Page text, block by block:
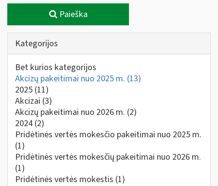
Paieška
Kategorijos
Bet kurios kategorijos
Akcizų pakeitimai nuo 2025 m. (13)
2025 (11)
Akcizai (3)
Akcizų pakeitimai nuo 2026 m. (2)
2024 (2)
Pridėtinės vertės mokesčio pakeitimai nuo 2025 m.
(1)
Pridėtinės vertės mokesčių pakeitimai nuo 2026 m.
(1)
Pridėtinės vertės mokestis (1)